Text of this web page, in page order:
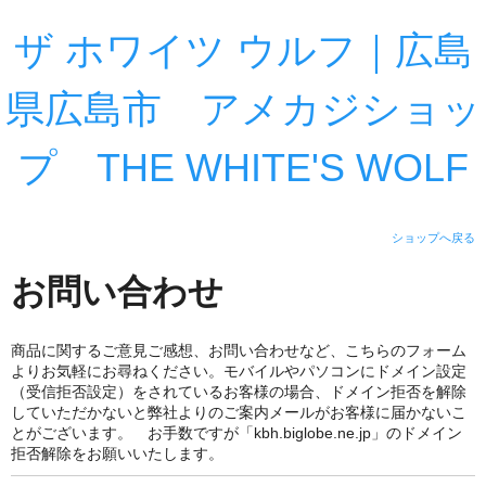
ザ ホワイツ ウルフ｜広島
県広島市 アメカジショッ
プ THE WHITE'S WOLF
ショップへ戻る
お問い合わせ
商品に関するご意見ご感想、お問い合わせなど、こちらのフォーム
よりお気軽にお尋ねください。モバイルやパソコンにドメイン設定
（受信拒否設定）をされているお客様の場合、ドメイン拒否を解除
していただかないと弊社よりのご案内メールがお客様に届かないこ
とがございます。 お手数ですが「kbh.biglobe.ne.jp」のドメイン
拒否解除をお願いいたします。